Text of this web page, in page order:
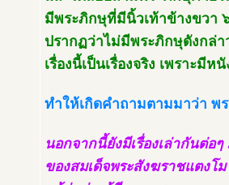
มีพระภิกษุที่มีนิ้วเท้าข้างขวา
ปรากฏว่าไม่มีพระภิกษุดังกล่
เรื่องนี้เป็นเรื่องจริง เพราะมี
ทำให้เกิดคำถามตามมาว่า พ
นอกจากนี้ยังมีเรื่องเล่ากันต่อ
ของสมเด็จพระสังฆราชแตงโ